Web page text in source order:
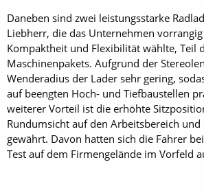
Daneben sind zwei leistungsstarke
Liebherr, die das Unternehmen
Kompaktheit und Flexibilität wählte, Teil
Maschinenpakets. Aufgrund der
Wenderadius der Lader sehr gering,
auf beengten Hoch- und Tiefbaustellen
weiterer Vorteil ist die erhöhte
Rundumsicht auf den Arbeitsbereich und
gewährt. Davon hatten sich die Fahrer
Test auf dem Firmengelände im Vorfeld